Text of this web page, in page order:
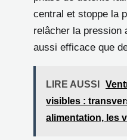
central et stoppe la
relâcher la pression
aussi efficace que
LIRE AUSSI
visibles :
alimentation, les